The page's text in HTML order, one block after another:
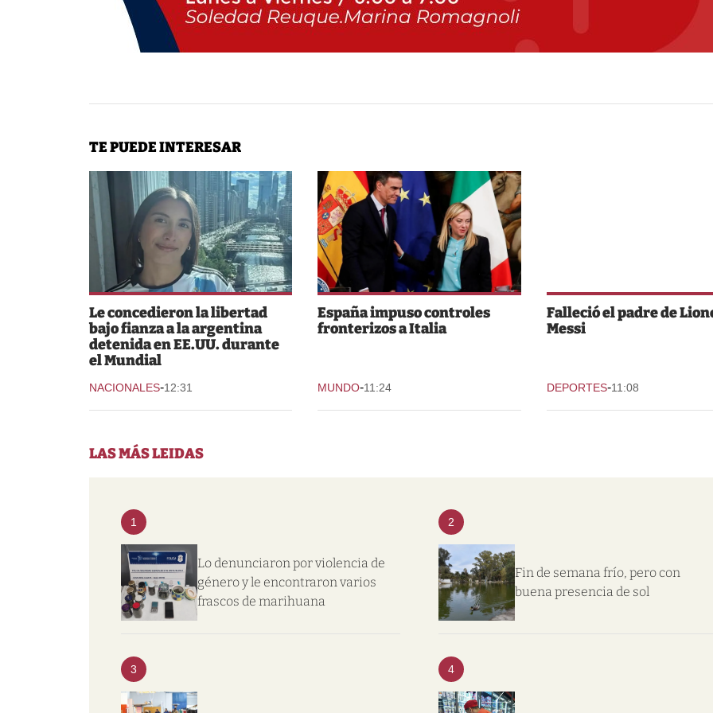
TE PUEDE INTERESAR
Le concedieron la libertad
bajo fianza a la argentina
detenida en EE.UU. durante
el Mundial
NACIONALES-12:31
España impuso controles
fronterizos a Italia
MUNDO-11:24
Falleció el padre de
Messi
DEPORTES-11:08
LAS MÁS LEIDAS
1
Lo denunciaron por violencia de
género y le encontraron varios
frascos de marihuana
2
Fin de semana frío, pero con
buena presencia de sol
3 4